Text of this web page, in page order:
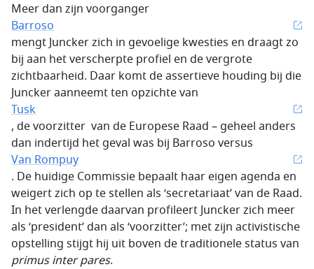
Meer dan zijn voorganger
Barroso
mengt Juncker zich in gevoelige kwesties en draagt zo
bij aan het verscherpte profiel en de vergrote
zichtbaarheid. Daar komt de assertieve houding bij die
Juncker aanneemt ten opzichte van
Tusk
, de voorzitter van de Europese Raad – geheel anders
dan indertijd het geval was bij Barroso versus
Van Rompuy
. De huidige Commissie bepaalt haar eigen agenda en
weigert zich op te stellen als ‘secretariaat’ van de Raad.
In het verlengde daarvan profileert Juncker zich meer
als ‘president’ dan als ‘voorzitter’; met zijn activistische
opstelling stijgt hij uit boven de traditionele status van
primus inter pares.